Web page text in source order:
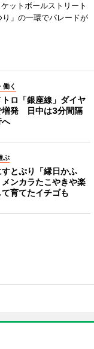
ットボールストリート
」の一環でパレードが
働く
ロ「銀座線」ダイヤ
増発 日中は3分間隔
へ
ぶ
とぷり「縁日かふ
ンカラたこやきや楽
て育てたイチゴも